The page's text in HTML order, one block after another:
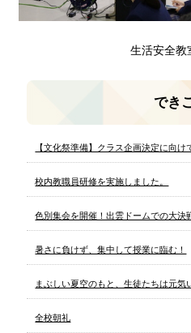
生活安全教
でき
【文化祭準備】クラス企画決定に向け
校内教職員研修を実施しました。
色別集会を開催！出雲ドームでの大決
暑さに負けず、集中して授業に臨む！
まぶしい夏空のもと、生徒たちは元気
全校朝礼